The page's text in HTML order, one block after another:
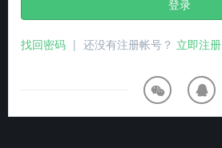
登录
找回密码 | 还没有注册帐号？ 立即注册